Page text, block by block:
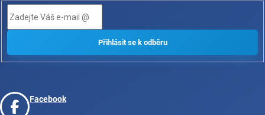
Facebook